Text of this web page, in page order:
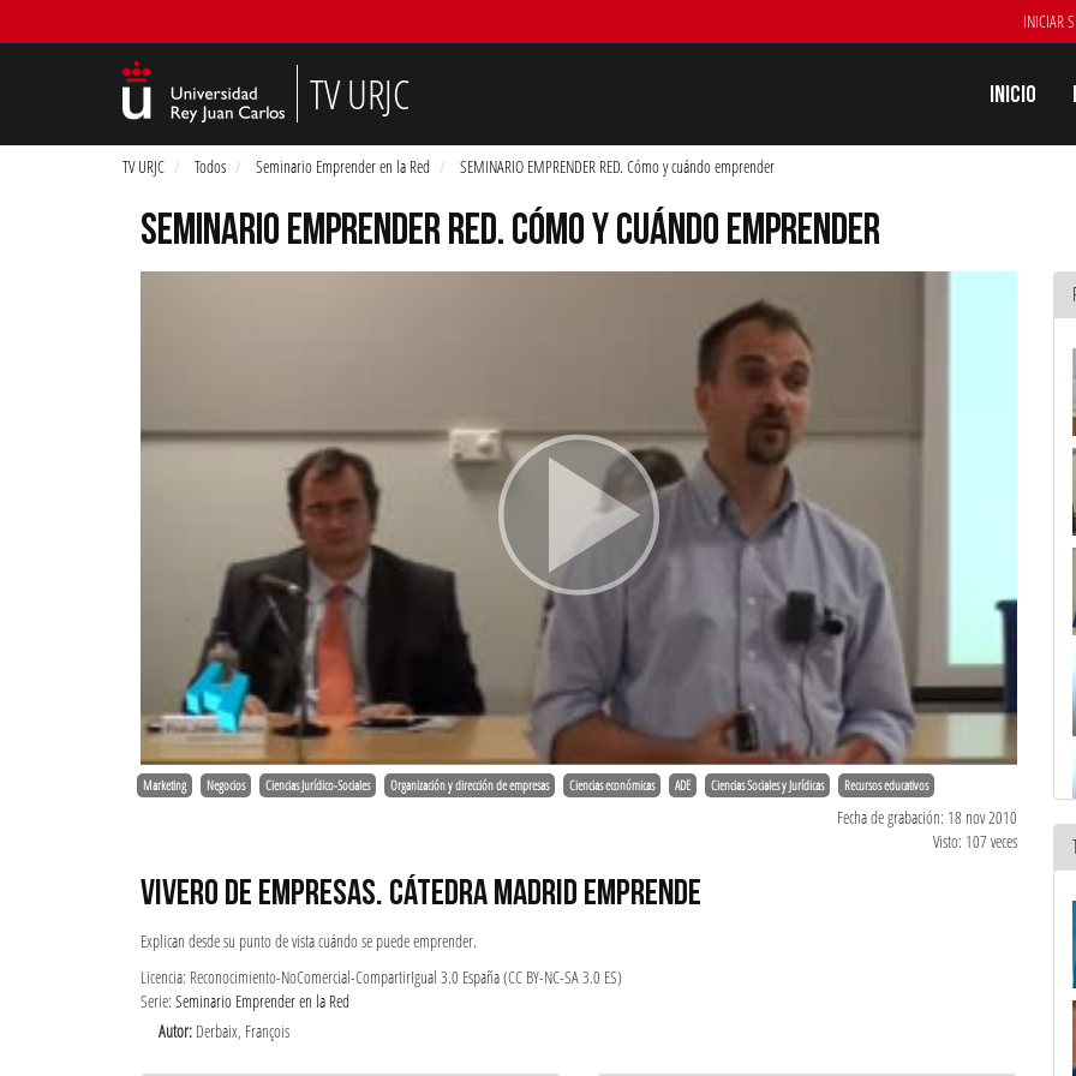
INICIAR
TV URJC Inicio
TV URJC Todos Seminario Emprender en la Red SEMINARIO EMPRENDER RED. Cómo y cuándo emprender
SEMINARIO EMPRENDER RED. CÓMO Y CUÁNDO EMPRENDER
Marketing Negocios Ciencias Jurídico-Sociales Organización y dirección de empresas Ciencias económicas ADE Ciencias Sociales y Jurídicas Recursos educativos
Fecha de grabación: 18 nov 2010
Visto: 107 veces
VIVERO DE EMPRESAS. CÁTEDRA MADRID EMPRENDE
Explican desde su punto de vista cuándo se puede emprender.
Licencia: Reconocimiento-NoComercial-CompartirIgual 3.0 España (CC BY-NC-SA 3.0 ES)
Serie: Seminario Emprender en la Red
Autor: Derbaix, François